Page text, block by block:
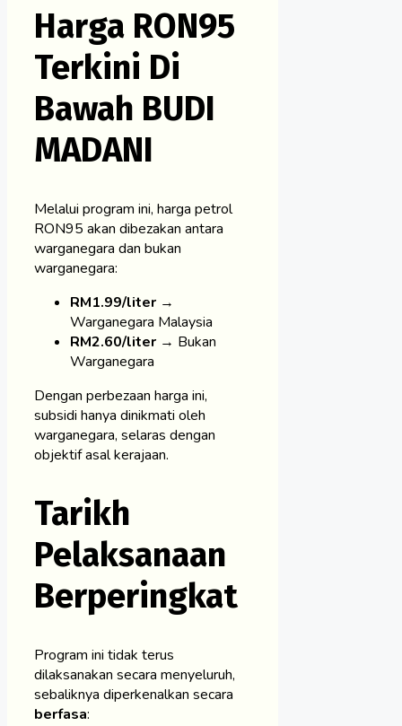
Harga RON95
Terkini Di
Bawah BUDI
MADANI
Melalui program ini, harga petrol
RON95 akan dibezakan antara
warganegara dan bukan
warganegara:
RM1.99/liter →
Warganegara Malaysia
RM2.60/liter → Bukan
Warganegara
Dengan perbezaan harga ini,
subsidi hanya dinikmati oleh
warganegara, selaras dengan
objektif asal kerajaan.
Tarikh
Pelaksanaan
Berperingkat
Program ini tidak terus
dilaksanakan secara menyeluruh,
sebaliknya diperkenalkan secara
berfasa: